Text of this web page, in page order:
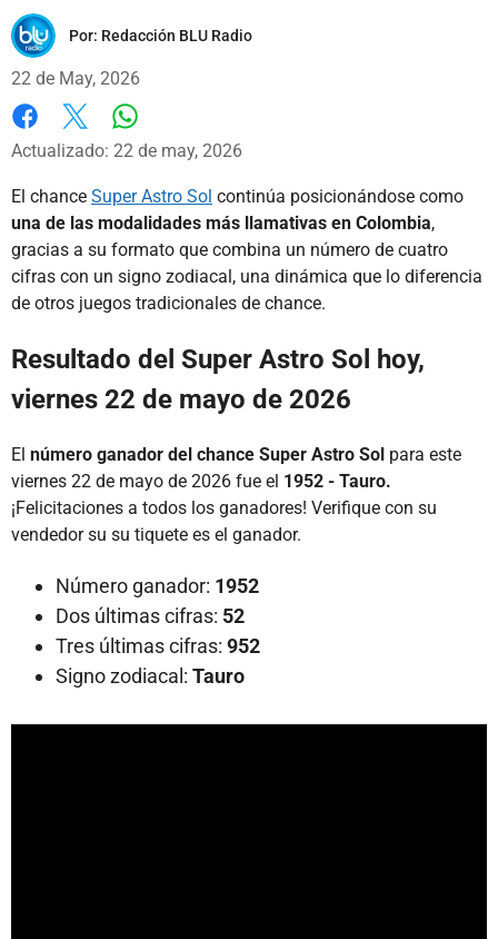
Por: Redacción BLU Radio
22 de May, 2026
Facebook
X
Actualizado: 22 de may, 2026
El chance Super Astro Sol continúa posicionándose como
una de las modalidades más llamativas en Colombia,
gracias a su formato que combina un número de cuatro
cifras con un signo zodiacal, una dinámica que lo diferencia
de otros juegos tradicionales de chance.
Resultado del Super Astro Sol hoy,
viernes 22 de mayo de 2026
El número ganador del chance Super Astro Sol para este
viernes 22 de mayo de 2026 fue el 1952 - Tauro.
¡Felicitaciones a todos los ganadores! Verifique con su
vendedor su su tiquete es el ganador.
Número ganador: 1952
Dos últimas cifras: 52
Tres últimas cifras: 952
Signo zodiacal: Tauro